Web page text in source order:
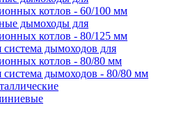
котлов - 60/100 мм
дымоходы для
котлов - 80/125 мм
система дымоходов для
котлов - 80/80 мм
система дымоходов - 80/80 мм